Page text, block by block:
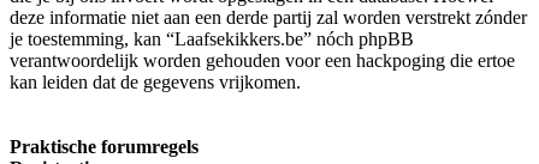
deze informatie niet aan een derde partij zal worden verstrekt zónder
je toestemming, kan “Laafsekikkers.be” nóch phpBB
verantwoordelijk worden gehouden voor een hackpoging die ertoe
kan leiden dat de gegevens vrijkomen.
Praktische forumregels